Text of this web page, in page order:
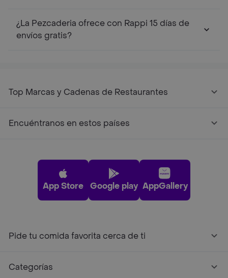
¿La Pezcaderia ofrece con Rappi 15 días de
envíos gratis?
Top Marcas y Cadenas de Restaurantes
Encuéntranos en estos países
App Store Google play AppGallery
Pide tu comida favorita cerca de ti
Categorías